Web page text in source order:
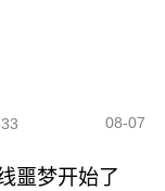
08-07
噩梦开始了